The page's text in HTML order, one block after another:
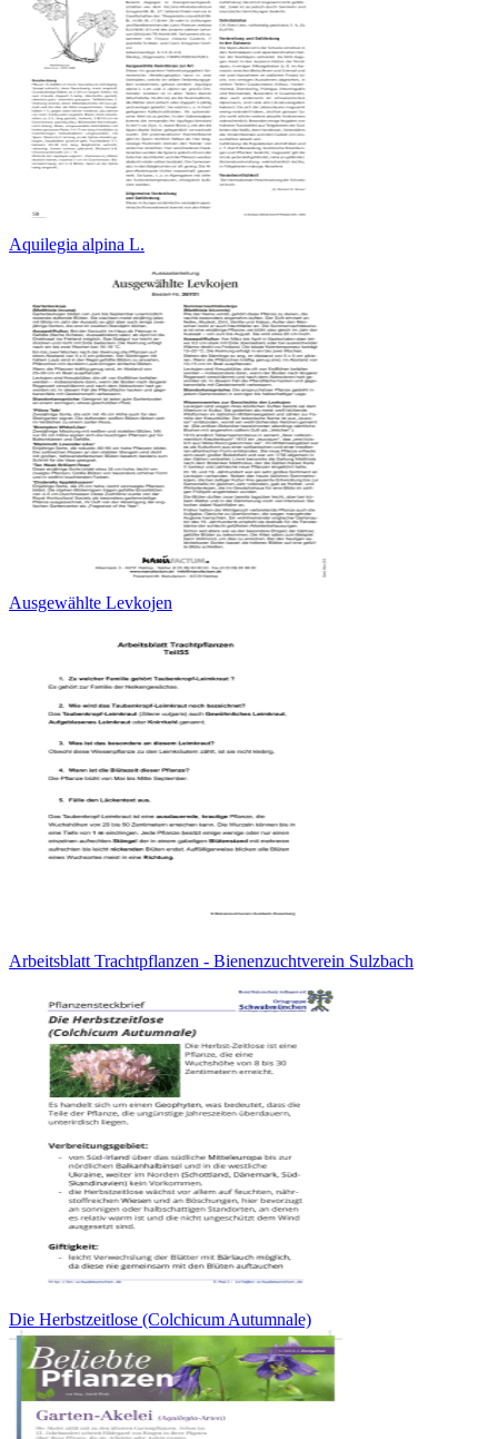
Aquilegia alpina L.
Ausgewählte Levkojen
Arbeitsblatt Trachtpflanzen - Bienenzuchtverein Sulzbach
Die Herbstzeitlose (Colchicum Autumnale)